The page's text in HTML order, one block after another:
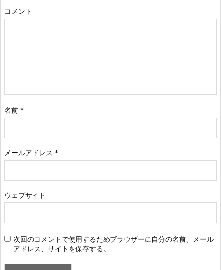
コメント
名前 *
メールアドレス *
ウェブサイト
次回のコメントで使用するためブラウザーに自分の名前、メール
アドレス、サイトを保存する。